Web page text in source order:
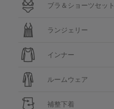
ブラ＆ショーツセット
ランジェリー
インナー
ルームウェア
補整下着